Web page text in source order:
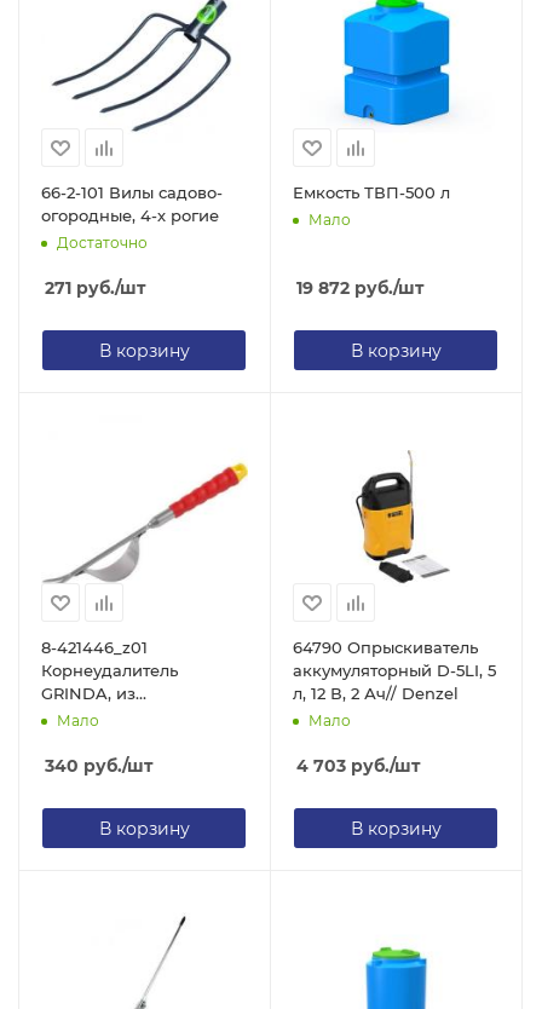
66-2-101 Вилы садово-
огородные, 4-х рогие
Достаточно
271 руб./шт
В корзину
Емкость ТВП-500 л
Мало
19 872 руб./шт
В корзину
8-421446_z01
Корнеудалитель
GRINDA, из
углеродистой стали с
390 мм
Мало
340 руб./шт
В корзину
64790 Опрыскиватель
аккумуляторный D-5LI, 5
л, 12 В, 2 Ач// Denzel
Мало
4 703 руб./шт
В корзину